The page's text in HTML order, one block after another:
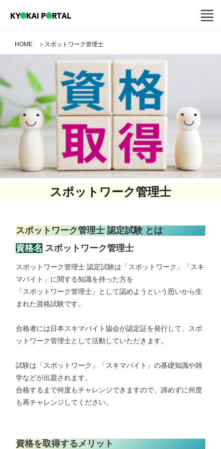
HOME ＞ スポットワーク管理士
スポットワーク管理士
スポットワーク管理士 認定試験 とは
資格名 スポットワーク管理士
スポットワーク管理士 認定試験は「スポットワーク」「スキ
マバイト」に関する知識を持った方を
「スポットワーク管理士」として認めようという思いから生
まれた資格試験です。
合格者には日本スキマバイト協会が認定証を発行して、スポ
ットワーク管理士として活動していただきます。
試験は「スポットワーク」「スキマバイト」の基礎知識や雑
学などが出題されます。
​合格するまで何度もチャレンジできますので、諦めずに何度
も再チャレンジしてください。
資格を取得するメリット